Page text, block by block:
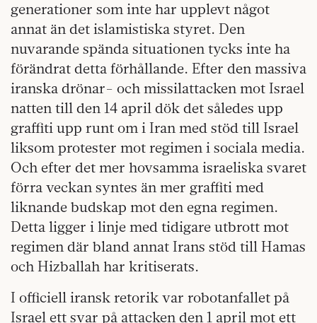
generationer som inte har upplevt något
annat än det islamistiska styret. Den
nuvarande spända situationen tycks inte ha
förändrat detta förhållande. Efter den massiva
iranska drönar- och missilattacken mot Israel
natten till den 14 april dök det således upp
graffiti upp runt om i Iran med stöd till Israel
liksom protester mot regimen i sociala media.
Och efter det mer hovsamma israeliska svaret
förra veckan syntes än mer graffiti med
liknande budskap mot den egna regimen.
Detta ligger i linje med tidigare utbrott mot
regimen där bland annat Irans stöd till Hamas
och Hizballah har kritiserats.
I officiell iransk retorik var robotanfallet på
Israel ett svar på attacken den 1 april mot ett